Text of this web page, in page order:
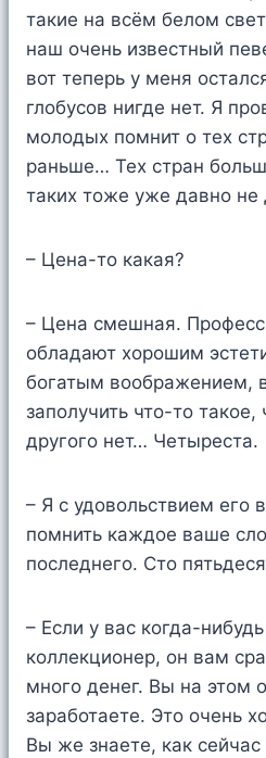
такие на всём белом
наш очень известный
вот теперь у меня
глобусов нигде нет. Я
молодых помнит о тех
раньше… Тех стран
таких тоже уже давно
– Цена-то какая?
– Цена смешная.
обладают хорошим
богатым воображением,
заполучить что-то такое,
другого нет… Четыреста.
– Я с удовольствием его
помнить каждое ваше
последнего. Сто
– Если у вас когда-
коллекционер, он вам
много денег. Вы на этом
заработаете. Это очень
Вы же знаете, как